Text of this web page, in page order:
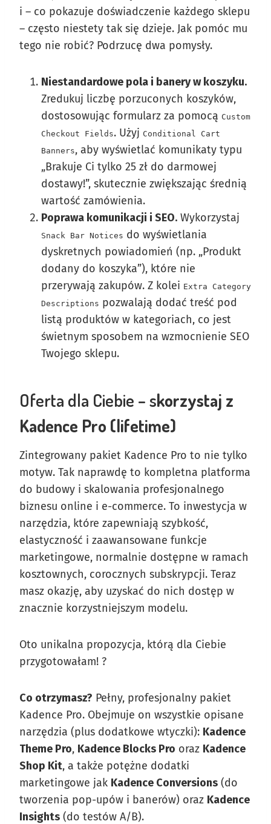
i – co pokazuje doświadczenie każdego sklepu
– często niestety tak się dzieje. Jak pomóc mu
tego nie robić? Podrzucę dwa pomysły.
Niestandardowe pola i banery w koszyku.
Zredukuj liczbę porzuconych koszyków,
dostosowując formularz za pomocą Custom
Checkout Fields. Użyj Conditional Cart
Banners, aby wyświetlać komunikaty typu
„Brakuje Ci tylko 25 zł do darmowej
dostawy!”, skutecznie zwiększając średnią
wartość zamówienia.
Poprawa komunikacji i SEO. Wykorzystaj
Snack Bar Notices do wyświetlania
dyskretnych powiadomień (np. „Produkt
dodany do koszyka”), które nie
przerywają zakupów. Z kolei Extra Category
Descriptions pozwalają dodać treść pod
listą produktów w kategoriach, co jest
świetnym sposobem na wzmocnienie SEO
Twojego sklepu.
Oferta dla Ciebie – skorzystaj z
Kadence Pro (lifetime)
Zintegrowany pakiet Kadence Pro to nie tylko
motyw. Tak naprawdę to kompletna platforma
do budowy i skalowania profesjonalnego
biznesu online i e-commerce. To inwestycja w
narzędzia, które zapewniają szybkość,
elastyczność i zaawansowane funkcje
marketingowe, normalnie dostępne w ramach
kosztownych, corocznych subskrypcji. Teraz
masz okazję, aby uzyskać do nich dostęp w
znacznie korzystniejszym modelu.
Oto unikalna propozycja, którą dla Ciebie
przygotowałam! ?
Co otrzymasz? Pełny, profesjonalny pakiet
Kadence Pro. Obejmuje on wszystkie opisane
narzędzia (plus dodatkowe wtyczki): Kadence
Theme Pro, Kadence Blocks Pro oraz Kadence
Shop Kit, a także potężne dodatki
marketingowe jak Kadence Conversions (do
tworzenia pop-upów i banerów) oraz Kadence
Insights (do testów A/B).